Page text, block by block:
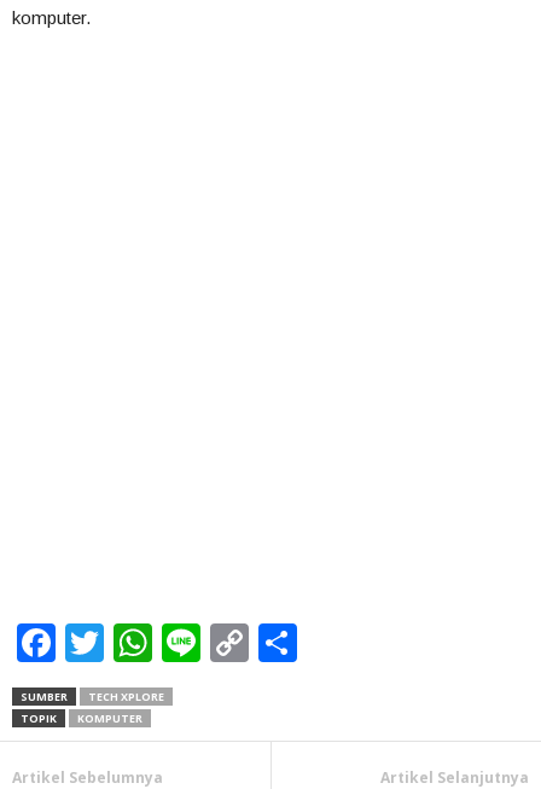
komputer.
Facebook
Twitter
WhatsApp
LineCopy
SUMBER
TECH XPLORE
TOPIK
KOMPUTER
Artikel Sebelumnya Artikel Selanjutnya